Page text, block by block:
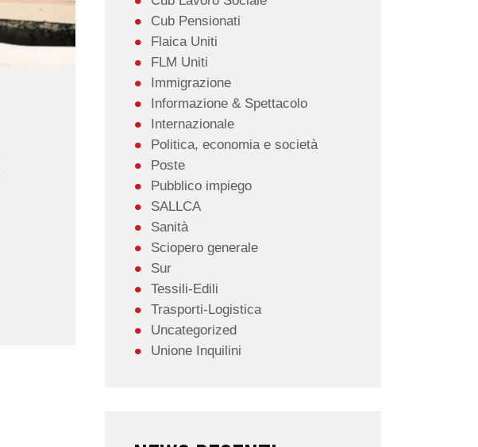
Cub Pensionati
Flaica Uniti
FLM Uniti
Immigrazione
Informazione & Spettacolo
Internazionale
Politica, economia e società
Poste
Pubblico impiego
SALLCA
Sanità
Sciopero generale
Sur
Tessili-Edili
Trasporti-Logistica
Uncategorized
Unione Inquilini